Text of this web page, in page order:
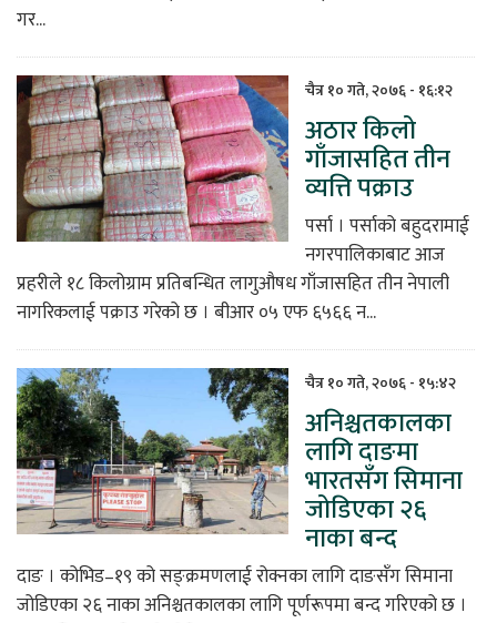
गर...
चैत्र १० गते, २०७६ - १६:१२
अठार किलो
गाँजासहित तीन
व्यत्ति पक्राउ
पर्सा । पर्साको बहुदरामाई
नगरपालिकाबाट आज
प्रहरीले १८ किलोग्राम प्रतिबन्धित लागुऔषध गाँजासहित तीन नेपाली
नागरिकलाई पक्राउ गरेको छ । बीआर ०५ एफ ६५६६ न...
चैत्र १० गते, २०७६ - १५:४२
अनिश्चतकालका
लागि दाङमा
भारतसँग सिमाना
जोडिएका २६
नाका बन्द
दाङ । कोभिड–१९ को सङ्क्रमणलाई रोक्नका लागि दाङसँग सिमाना
जोडिएका २६ नाका अनिश्चतकालका लागि पूर्णरूपमा बन्द गरिएको छ ।